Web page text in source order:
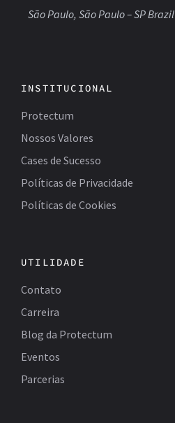
São Paulo, São Paulo – SP Brazil
INSTITUCIONAL
Protectum
Nossos Valores
Cases de Sucesso
Políticas de Privacidade
Políticas de Cookies
UTILIDADE
Contato
Carreira
Blog da Protectum
Eventos
Parcerias